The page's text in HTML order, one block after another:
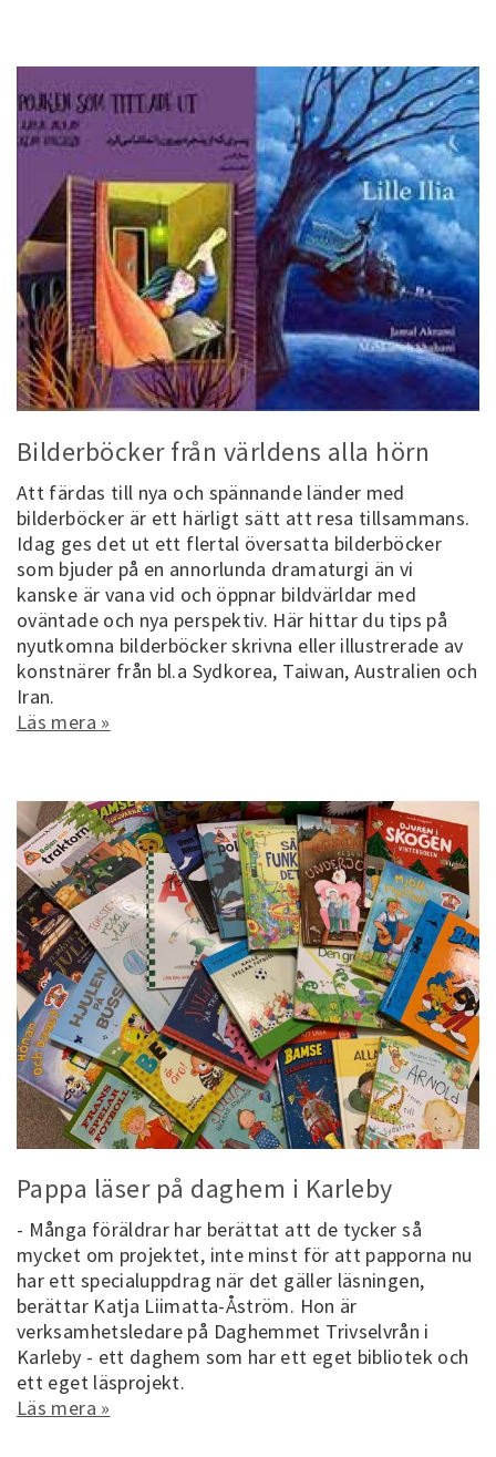
Bilderböcker från världens alla hörn
Att färdas till nya och spännande länder med
bilderböcker är ett härligt sätt att resa tillsammans.
Idag ges det ut ett flertal översatta bilderböcker
som bjuder på en annorlunda dramaturgi än vi
kanske är vana vid och öppnar bildvärldar med
oväntade och nya perspektiv. Här hittar du tips på
nyutkomna bilderböcker skrivna eller illustrerade av
konstnärer från bl.a Sydkorea, Taiwan, Australien och
Iran.
Läs mera »
Pappa läser på daghem i Karleby
- Många föräldrar har berättat att de tycker så
mycket om projektet, inte minst för att papporna nu
har ett specialuppdrag när det gäller läsningen,
berättar Katja Liimatta-Åström. Hon är
verksamhetsledare på Daghemmet Trivselvrån i
Karleby - ett daghem som har ett eget bibliotek och
ett eget läsprojekt.
Läs mera »